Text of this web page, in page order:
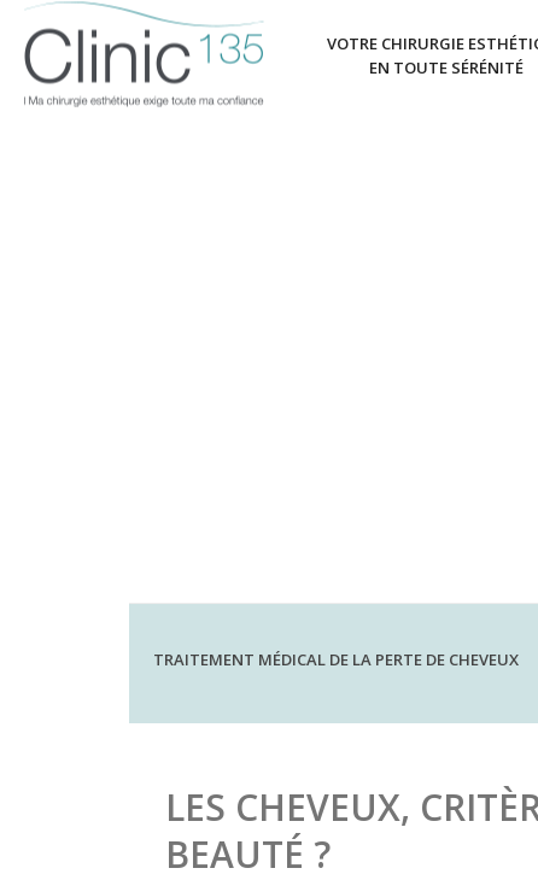
VOTRE CHIRURGIE
EN TOUTE SÉRÉNITÉ
TRAITEMENT MÉDICAL DE LA PERTE DE CHEVEUX
LES CHEVEUX,
BEAUTÉ ?